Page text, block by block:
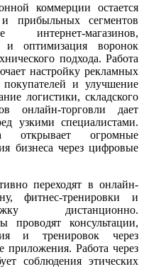
коммерции остается
прибыльных сегментов
интернет-магазинов,
и оптимизация воронок
подхода. Работа
настройку рекламных
и улучшение
логистики, складского
онлайн-торговли дает
узкими специалистами.
открывает огромные
бизнеса через цифровые
переходят в онлайн-
фитнес-тренировки и
дистанционно.
проводят консультации,
и тренировок через
приложения. Работа через
соблюдения этических